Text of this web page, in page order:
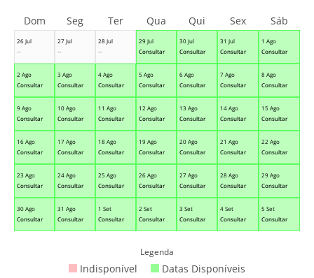
26 Jul
--
27 Jul
--
28 Jul
--
29 Jul
Consultar
30 Jul
Consultar
31 Jul
Consultar
1 Ago
Consultar
2 Ago
Consultar
3 Ago
Consultar
4 Ago
Consultar
5 Ago
Consultar
6 Ago
Consultar
7 Ago
Consultar
8 Ago
Consultar
9 Ago
Consultar
10 Ago
Consultar
11 Ago
Consultar
12 Ago
Consultar
13 Ago
Consultar
14 Ago
Consultar
15 Ago
Consultar
16 Ago
Consultar
17 Ago
Consultar
18 Ago
Consultar
19 Ago
Consultar
20 Ago
Consultar
21 Ago
Consultar
22 Ago
Consultar
23 Ago
Consultar
24 Ago
Consultar
25 Ago
Consultar
26 Ago
Consultar
27 Ago
Consultar
28 Ago
Consultar
29 Ago
Consultar
30 Ago
Consultar
31 Ago
Consultar
1 Set
Consultar
2 Set
Consultar
3 Set
Consultar
4 Set
Consultar
5 Set
Consultar
Dom Seg Ter Qua Qui Sex Sáb
Legenda
Indisponível Datas Disponíveis